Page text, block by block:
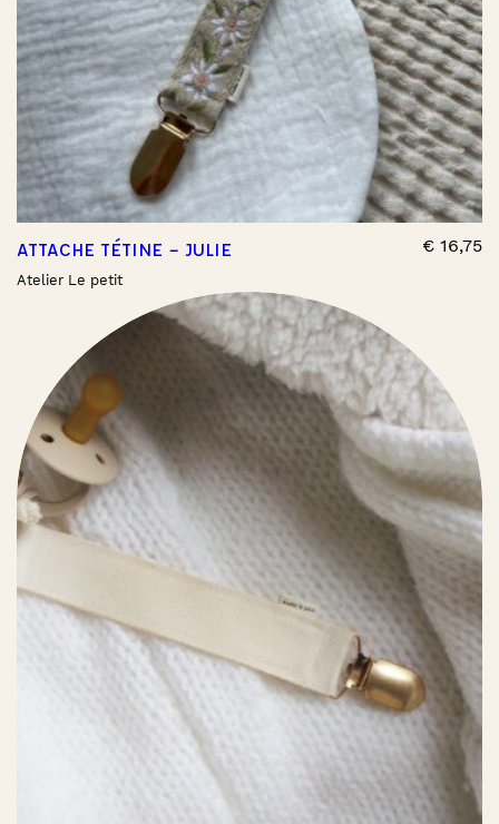
ATTACHE TÉTINE – JULIE
Atelier Le petit
€ 16,75